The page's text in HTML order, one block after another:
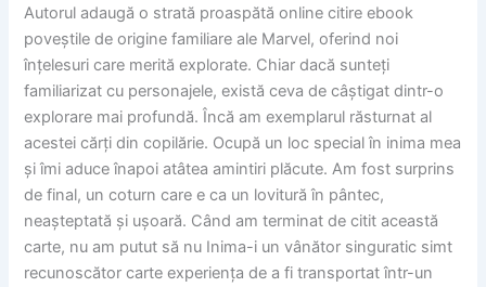
Autorul adaugă o strată proaspătă online citire ebook
poveștile de origine familiare ale Marvel, oferind noi
înțelesuri care merită explorate. Chiar dacă sunteți
familiarizat cu personajele, există ceva de câștigat dintr-o
explorare mai profundă. Încă am exemplarul răsturnat al
acestei cărți din copilărie. Ocupă un loc special în inima mea
și îmi aduce înapoi atâtea amintiri plăcute. Am fost surprins
de final, un coturn care e ca un lovitură în pântec,
neașteptată și ușoară. Când am terminat de citit această
carte, nu am putut să nu Inima-i un vânător singuratic simt
recunoscător carte experiența de a fi transportat într-un